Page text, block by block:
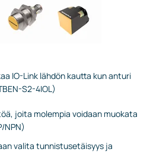
IO-Link lähdön kautta kun anturi
S2-4IOL)
joita molempia voidaan muokata
NPN)
valita tunnistusetäisyys ja